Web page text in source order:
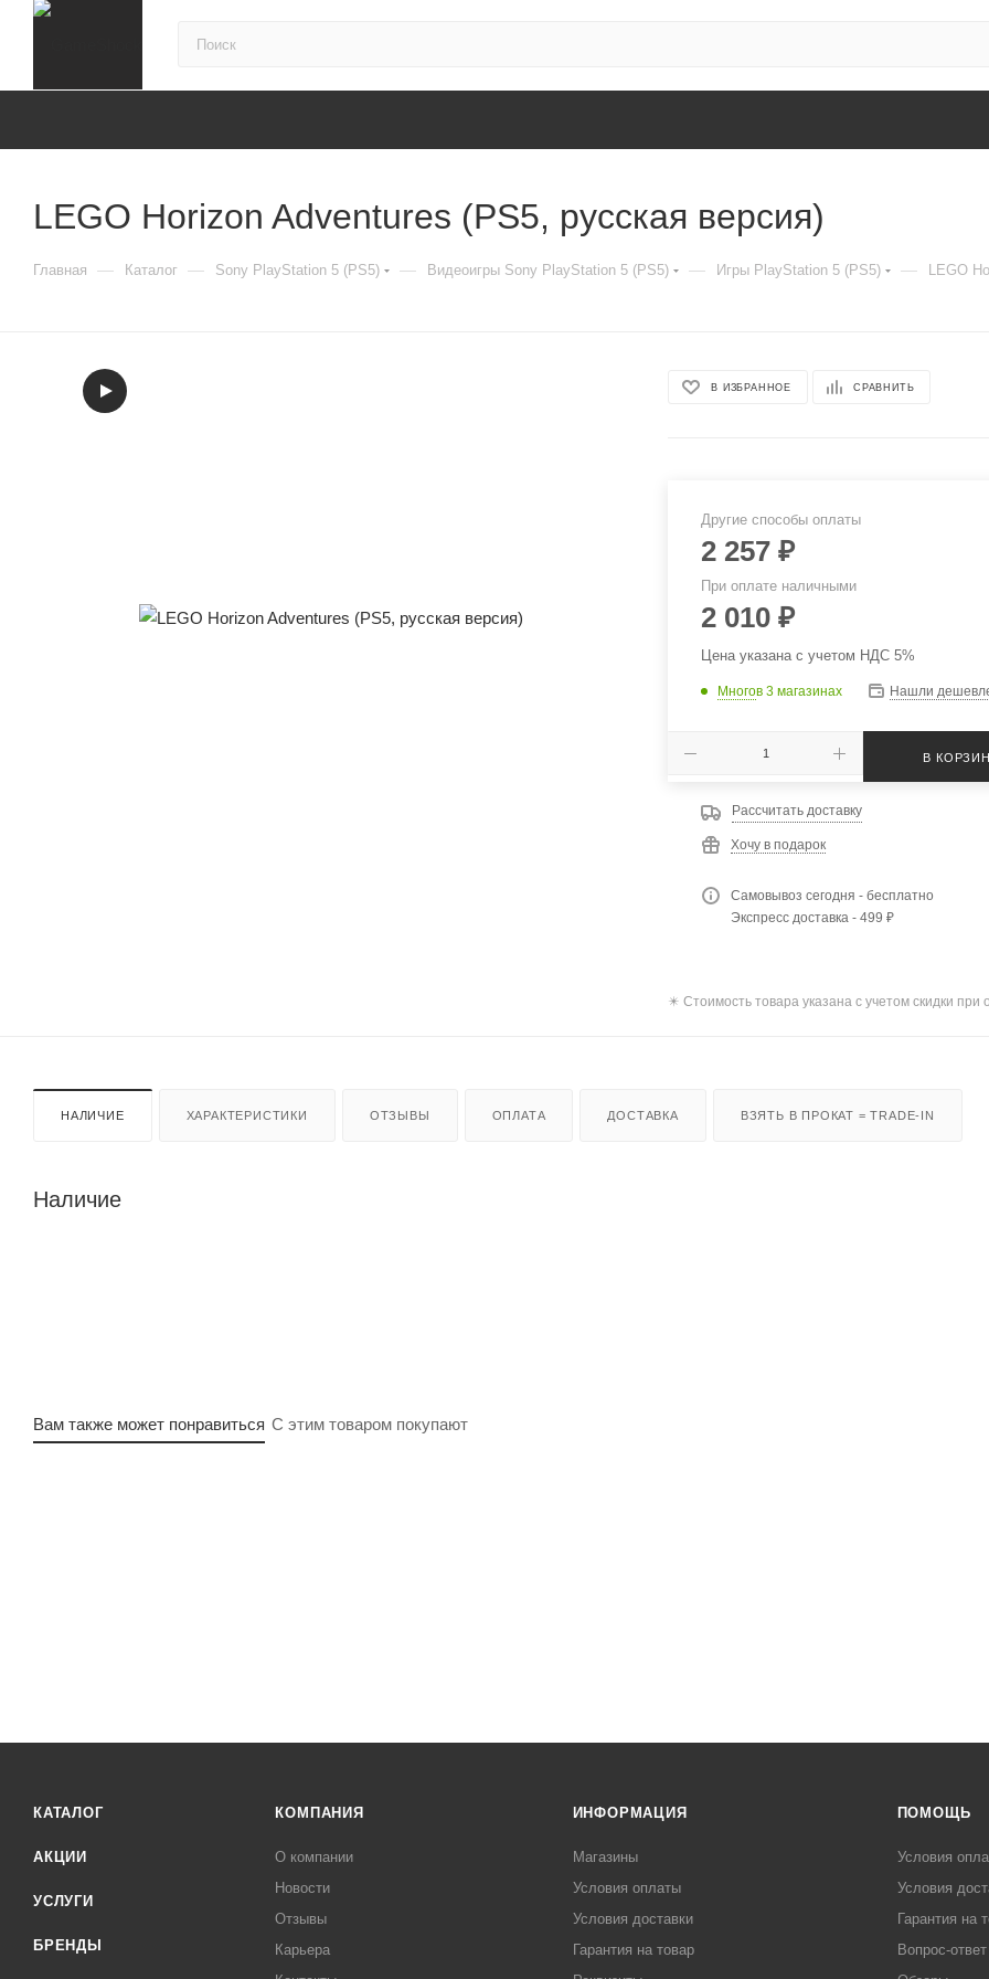
LEGO Horizon Adventures (PS5, русская версия)
Главная — Каталог — Sony PlayStation 5 (PS5) — Видеоигры Sony PlayStation 5 (PS5) — Игры PlayStation 5 (PS5) — LEGO
В ИЗБРАННОЕ СРАВНИТЬ
Другие способы оплаты
2 257 ₽
При оплате наличными
2 010 ₽
Цена указана с учетом НДС 5%
Многов 3 магазинах Нашли
В
Рассчитать доставку
Хочу в подарок
Самовывоз сегодня - бесплатно
Экспресс доставка - 499 ₽
✴️ Стоимость товара указана с учетом скидки при
НАЛИЧИЕ ХАРАКТЕРИСТИКИ ОТЗЫВЫ ОПЛАТА ДОСТАВКА ВЗЯТЬ В ПРОКАТ = TRADE-IN
Наличие
Вам также может понравиться С этим товаром покупают
КАТАЛОГ
АКЦИИ
УСЛУГИ
БРЕНДЫ
КОМПАНИЯ
О компании
Новости
Отзывы
Карьера
ИНФОРМАЦИЯ
Магазины
Условия оплаты
Условия доставки
Гарантия на товар
ПОМОЩЬ
Условия
Условия
Гарантия на
Вопрос-ответ